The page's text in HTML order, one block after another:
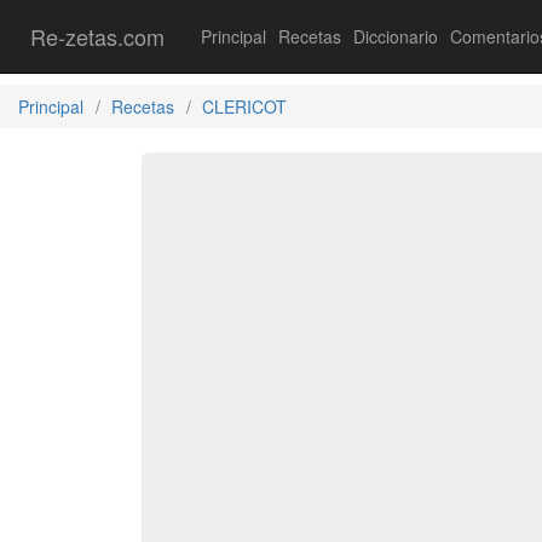
Re-zetas.com Principal Recetas Diccionario
Principal Recetas CLERICOT